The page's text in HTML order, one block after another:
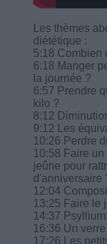
Les thèmes
diététique :
5:18 Combien
6:18 Manger
la journée ?
6:57 Prendre
kilo ?
8:12
9:12 Les
10:26 Perdre
10:58 Faire
jeûne pour
d'anniversaire
12:04
13:25 Faire le
14:37
16:36 Un
17:26 Les